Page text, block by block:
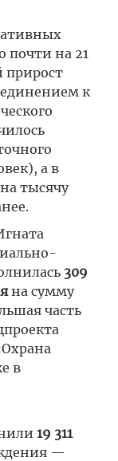
почти на 21
прирост
к
а в
тысячу
309
на сумму
часть
в
19 311
—